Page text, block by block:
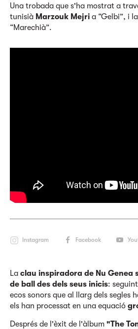
Una trobada que s'ha mostrat a
tunisià Marzouk Mejri a “Gelbi”, i
“Marechià”.
Instagram Facebook
Laclau inspiradora de Nu Genea
de ball des dels seus inicis:
ecos sonors que al llarg dels segles
els han processat en una equació
Després de l'èxit de l'àlbum "The